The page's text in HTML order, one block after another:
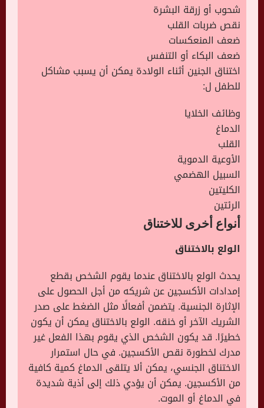
شحوب أو زرقة البشرة
نقص ضربات القلب
ضعف المنعكسات
ضعف البكاء أو التنفس
اختناق الجنين أثناء الولادة يمكن أن يسبب مشاكل
للطفل ل:
وظائف الخلايا
الدماغ
القلب
الأوعية الدموية
السبيل الهضمي
الكليتين
الرئتين
أنواع أخرى للاختناق
الولع بالاختناق
يحدث الولع بالاختناق عندما يقوم الشخص بقطع
إمدادات الأكسجين عن شريكه من أجل الحصول على
الإثارة الجنسية. يتضمن أفعالًا مثل الضغط على صدر
الشريك الآخر أو خنقه. الولع بالاختناق يمكن أن يكون
خطيرًا. قد يكون الشخص الذي يقوم بهذا الفعل غير
مدرك لخطورة نقص الأكسجين. في حال استمرار
الاختناق الجنسي، يمكن ألا يتلقى الدماغ كمية كافية
من الأكسجين. يمكن أن يؤدي ذلك إلى أذية شديدة
في الدماغ أو الموت.